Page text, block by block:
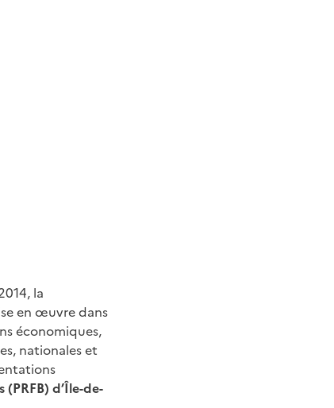
la
en œuvre dans
économiques,
nationales et
d’Île-de-